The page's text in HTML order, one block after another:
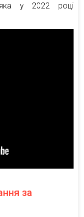
яка у 2022 році
за